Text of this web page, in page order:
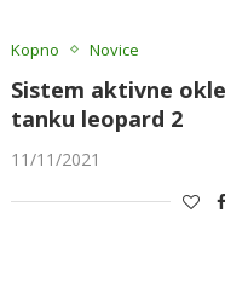
Kopno Novice
Sistem aktivne
tanku leopard 2
11/11/2021